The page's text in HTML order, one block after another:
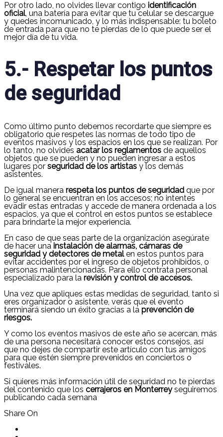
Por otro lado, no olvides llevar contigo identificación
oficial, una batería para evitar que tu celular se descargue
y quedes incomunicado, y lo más indispensable: tu boleto
de entrada para que no te pierdas de lo que puede ser el
mejor día de tu vida.
5.- Respetar los puntos
de seguridad
Como último punto debemos recordarte que siempre es
obligatorio que respetes las normas de todo tipo de
eventos masivos y los espacios en los que se realizan. Por
lo tanto, no olvides acatar los reglamentos de aquellos
objetos que se pueden y no pueden ingresar a estos
lugares por seguridad de los artistas y los demás
asistentes.
De igual manera respeta los puntos de seguridad que por
lo general se encuentran en los accesos; no intentes
evadir estas entradas y accede de manera ordenada a los
espacios, ya que el control en estos puntos se establece
para brindarte la mejor experiencia.
En caso de que seas parte de la organización asegúrate
de hacer una instalación de alarmas, cámaras de
seguridad y detectores de metalen estos puntos para
evitar accidentes por el ingreso de objetos prohibidos, o
personas malintencionadas. Para ello contrata personal
especializado para la revisión y control de accesos.
Una vez que apliques estas medidas de seguridad, tanto si
eres organizador o asistente, verás que el evento
terminará siendo un éxito gracias a la prevención de
riesgos.
Y como los eventos masivos de este año se acercan, más
de una persona necesitará conocer estos consejos, así
que no dejes de compartir este artículo con tus amigos
para que estén siempre prevenidos en conciertos o
festivales.
Si quieres más información útil de seguridad no te pierdas
del contenido que los cerrajeros en Monterreyseguiremos
publicando cada semana
Share On